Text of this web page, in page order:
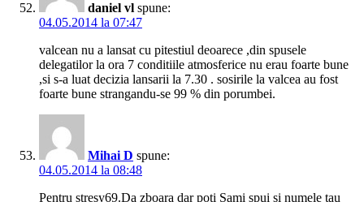
daniel vl spune:
04.05.2014 la 07:47
valcean nu a lansat cu pitestiul deoarece ,din spusele
delegatilor la ora 7 conditiile atmosferice nu erau foarte bune
,si s-a luat decizia lansarii la 7.30 . sosirile la valcea au fost
foarte bune strangandu-se 99 % din porumbei.
Mihai D spune:
04.05.2014 la 08:48
Pentru stresy69.Da zboara dar poti Sami spui si numele tau